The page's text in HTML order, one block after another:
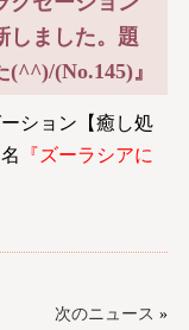
しました。題
(No.145)』
ション【癒し処
『ズーラシアに
次のニュース »